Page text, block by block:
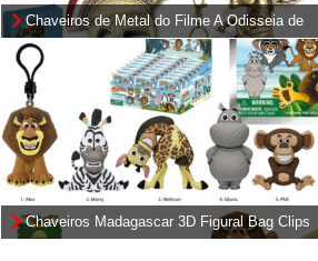
Chaveiros de Metal do Filme A Odisseia de
Christopher Nolan
Chaveiros Madagascar 3D Figural Bag Clips
(DreamWorks)